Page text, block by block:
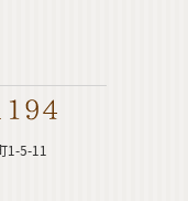
1-5-11